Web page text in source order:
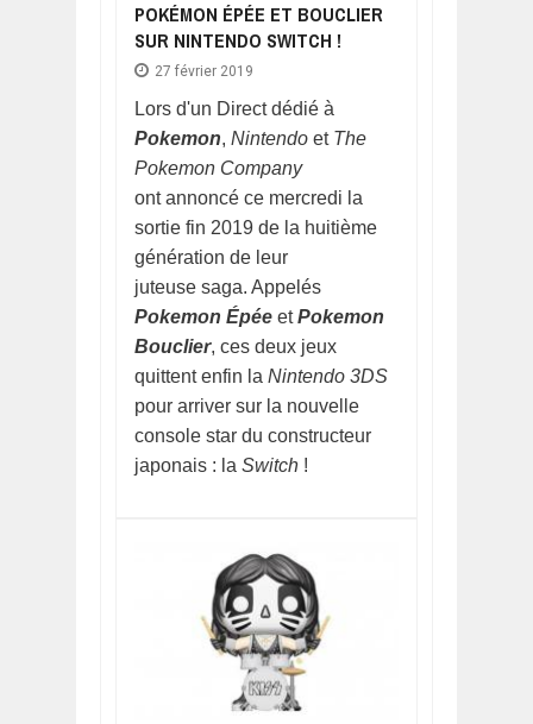
POKÉMON ÉPÉE ET BOUCLIER
SUR NINTENDO SWITCH !
27 février 2019
Lors d'un Direct dédié à
Pokemon, Nintendo et The
Pokemon Company
ont annoncé ce mercredi la
sortie fin 2019 de la huitième
génération de leur
juteuse saga. Appelés
Pokemon Épée etPokemon
Bouclier, ces deux jeux
quittent enfin la Nintendo 3DS
pour arriver sur la nouvelle
console star du constructeur
japonais : la Switch !